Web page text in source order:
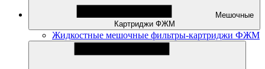
Картриджи ФЖМ
Жидкостные мешочные фильтры-картриджи ФЖМ